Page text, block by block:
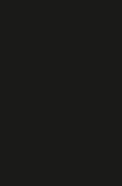
negaram a
Paulo vai ouvir
horas uma